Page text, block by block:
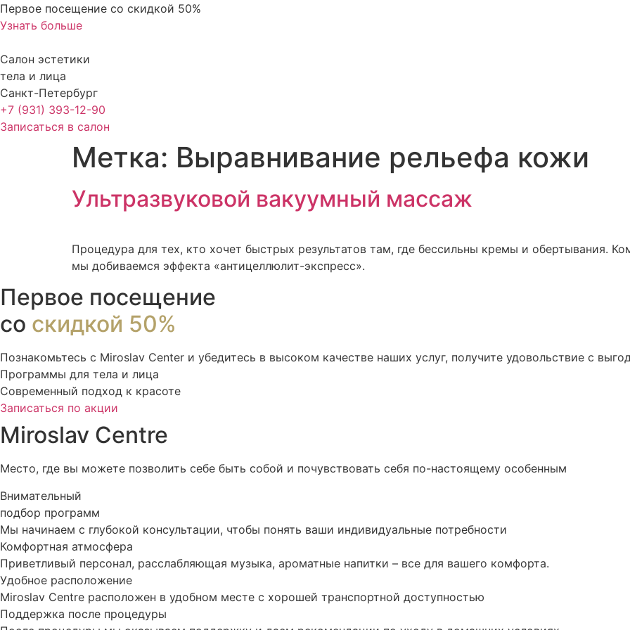
Перейти
к
Первое посещение со скидкой 50%
Узнать больше
Салон эстетики
тела и лица
Санкт-Петербург
+7 (931) 393-12-90
Записаться в салон
Метка: Выравнивание рельефа кожи
Ультразвуковой вакуумный массаж
Процедура для тех, кто хочет быстрых результатов там, где бессильны кремы и обертывания.
мы добиваемся эффекта «антицеллюлит-экспресс».
Первое посещение
со скидкой 50%
Познакомьтесь с Miroslav Сenter и убедитесь в высоком качестве наших услуг, получите удовольствие с
Программы для тела и лица
Современный подход к красоте
Записаться по акции
Miroslav Centre
Место, где вы можете позволить себе быть собой и почувствовать себя по-настоящему особенным
Внимательный
подбор программ
Мы начинаем с глубокой консультации, чтобы понять ваши индивидуальные потребности
Комфортная атмосфера
Приветливый персонал, расслабляющая музыка, ароматные напитки – все для вашего комфорта.
Удобное расположение
Miroslav Centre расположен в удобном месте с хорошей транспортной доступностью
Поддержка после процедуры